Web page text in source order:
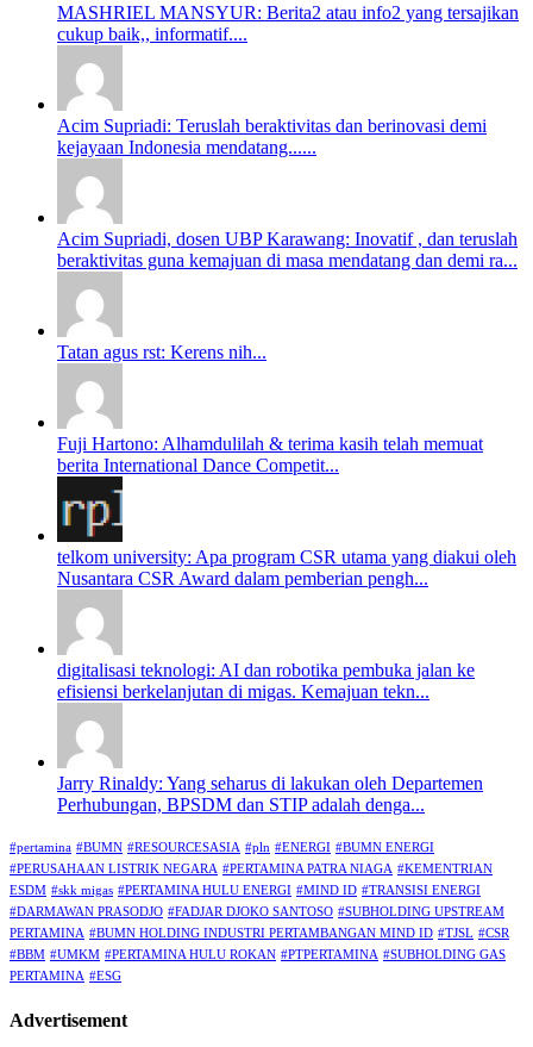
MASHRIEL MANSYUR: Berita2 atau info2 yang tersajikan
cukup baik,, informatif....
Acim Supriadi: Teruslah beraktivitas dan berinovasi demi
kejayaan Indonesia mendatang......
Acim Supriadi, dosen UBP Karawang: Inovatif , dan teruslah
beraktivitas guna kemajuan di masa mendatang dan demi ra...
Tatan agus rst: Kerens nih...
Fuji Hartono: Alhamdulilah & terima kasih telah memuat
berita International Dance Competit...
telkom university: Apa program CSR utama yang diakui oleh
Nusantara CSR Award dalam pemberian pengh...
digitalisasi teknologi: AI dan robotika pembuka jalan ke
efisiensi berkelanjutan di migas. Kemajuan tekn...
Jarry Rinaldy: Yang seharus di lakukan oleh Departemen
Perhubungan, BPSDM dan STIP adalah denga...
#pertamina #BUMN #RESOURCESASIA #pln #ENERGI #BUMN ENERGI
#PERUSAHAAN LISTRIK NEGARA #PERTAMINA PATRA NIAGA #KEMENTRIAN
ESDM #skk migas #PERTAMINA HULU ENERGI #MIND ID #TRANSISI ENERGI
#DARMAWAN PRASODJO #FADJAR DJOKO SANTOSO #SUBHOLDING UPSTREAM
PERTAMINA #BUMN HOLDING INDUSTRI PERTAMBANGAN MIND ID #TJSL #CSR
#BBM #UMKM #PERTAMINA HULU ROKAN #PTPERTAMINA #SUBHOLDING GAS
PERTAMINA #ESG
Advertisement